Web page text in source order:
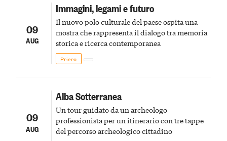
09
AUG
Immagini, legami e futuro
Il nuovo polo culturale del paese ospita una
mostra che rappresenta il dialogo tra memoria
storica e ricerca contemporanea
Priero
09
AUG
Alba Sotterranea
Un tour guidato da un archeologo
professionista per un itinerario con tre tappe
del percorso archeologico cittadino